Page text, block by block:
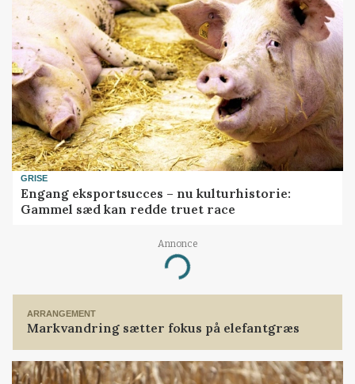
GRISE
Engang eksportsucces – nu kulturhistorie:
Gammel sæd kan redde truet race
Annonce
Loading...
ARRANGEMENT
Markvandring sætter fokus på elefantgræs